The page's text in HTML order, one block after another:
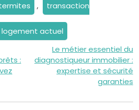
, transaction
actuel
:
Le métier essentiel du
diagnostiqueur immobilier :
expertise et sécurité
garanties